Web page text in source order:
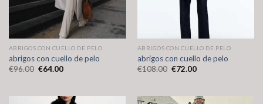
ABRIGOS CON CUELLO DE PELO
abrigos con cuello de pelo
€96.00 €64.00
ABRIGOS CON CUELLO DE PELO
abrigos con cuello de pelo
€108.00 €72.00